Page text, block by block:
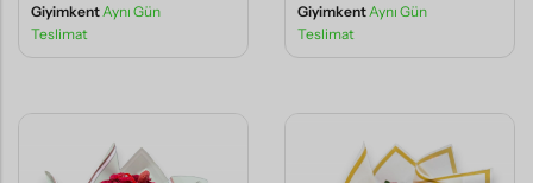
Giyimkent Aynı Gün
Teslimat
Giyimkent Aynı Gün
Teslimat